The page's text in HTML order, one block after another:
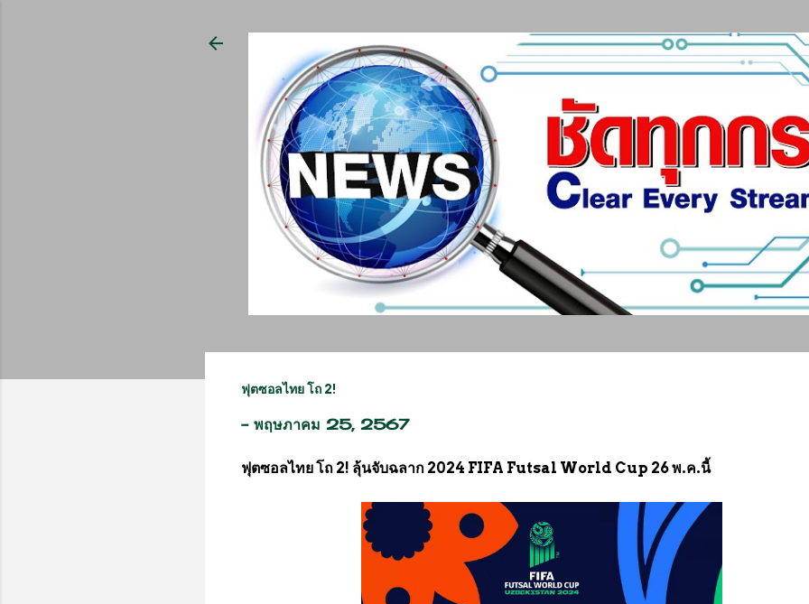
ฟุตซอลไทย โถ 2!
- พฤษภาคม 25, 2567
ฟุตซอลไทย โถ 2! ลุ้นจับฉลาก 2024 FIFA Futsal World Cup 26 พ.ค.นี้